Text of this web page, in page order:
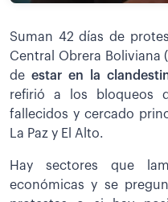
Suman 42 días de
Central Obrera Boliviana
de estar en la
refirió a los bloqueos
fallecidos y cercado
La Paz y El Alto.
Hay sectores que
económicas y se